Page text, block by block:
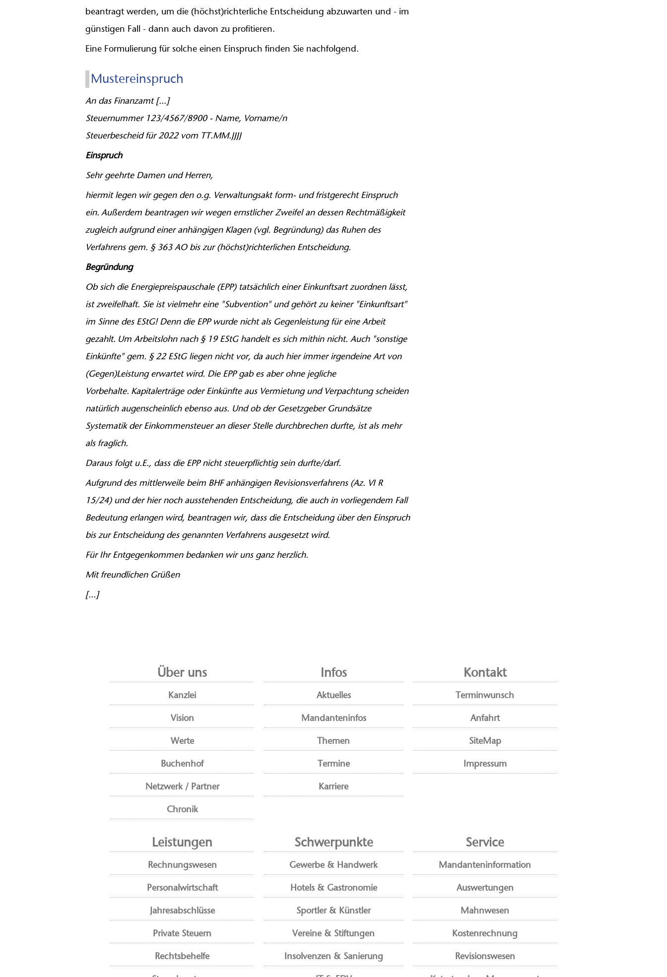
beantragt werden, um die (höchst)richterliche Entscheidung abzuwarten und - im
günstigen Fall - dann auch davon zu profitieren.
Eine Formulierung für solche einen Einspruch finden Sie nachfolgend.
Mustereinspruch
An das Finanzamt [...]
Steuernummer 123/4567/8900 - Name, Vorname/n
Steuerbescheid für 2022 vom TT.MM.JJJJ
Einspruch
Sehr geehrte Damen und Herren,
hiermit legen wir gegen den o.g. Verwaltungsakt form- und fristgerecht Einspruch
ein. Außerdem beantragen wir wegen ernstlicher Zweifel an dessen Rechtmäßigkeit
zugleich aufgrund einer anhängigen Klagen (vgl. Begründung) das Ruhen des
Verfahrens gem. § 363 AO bis zur (höchst)richterlichen Entscheidung.
Begründung
Ob sich die Energiepreispauschale (EPP) tatsächlich einer Einkunftsart zuordnen lässt,
ist zweifelhaft. Sie ist vielmehr eine "Subvention" und gehört zu keiner "Einkunftsart"
im Sinne des EStG! Denn die EPP wurde nicht als Gegenleistung für eine Arbeit
gezahlt. Um Arbeitslohn nach § 19 EStG handelt es sich mithin nicht. Auch "sonstige
Einkünfte" gem. § 22 EStG liegen nicht vor, da auch hier immer irgendeine Art von
(Gegen)Leistung erwartet wird. Die EPP gab es aber ohne jegliche
Vorbehalte. Kapitalerträge oder Einkünfte aus Vermietung und Verpachtung scheiden
natürlich augenscheinlich ebenso aus. Und ob der Gesetzgeber Grundsätze
Systematik der Einkommensteuer an dieser Stelle durchbrechen durfte, ist als mehr
als fraglich.
Daraus folgt u.E., dass die EPP nicht steuerpflichtig sein durfte/darf.
Aufgrund des mittlerweile beim BHF anhängigen Revisionsverfahrens (Az. VI R
15/24) und der hier noch ausstehenden Entscheidung, die auch in vorliegendem Fall
Bedeutung erlangen wird, beantragen wir, dass die Entscheidung über den Einspruch
bis zur Entscheidung des genannten Verfahrens ausgesetzt wird.
Für Ihr Entgegenkommen bedanken wir uns ganz herzlich.
Mit freundlichen Grüßen
[...]
Über uns
Kanzlei
Vision
Werte
Buchenhof
Netzwerk / Partner
Chronik
Infos
Aktuelles
Mandanteninfos
Themen
Termine
Karriere
Kontakt
Terminwunsch
Anfahrt
SiteMap
Impressum
Leistungen
Rechnungswesen
Personalwirtschaft
Jahresabschlüsse
Private Steuern
Rechtsbehelfe
Schwerpunkte
Gewerbe & Handwerk
Hotels & Gastronomie
Sportler & Künstler
Vereine & Stiftungen
Insolvenzen & Sanierung
Service
Mandanteninformation
Auswertungen
Mahnwesen
Kostenrechnung
Revisionswesen